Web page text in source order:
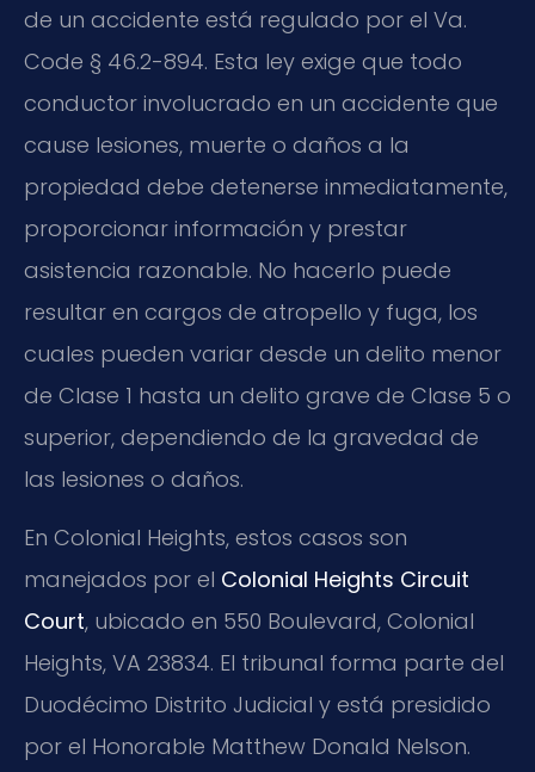
de un accidente está regulado por el Va.
Code § 46.2-894. Esta ley exige que todo
conductor involucrado en un accidente que
cause lesiones, muerte o daños a la
propiedad debe detenerse inmediatamente,
proporcionar información y prestar
asistencia razonable. No hacerlo puede
resultar en cargos de atropello y fuga, los
cuales pueden variar desde un delito menor
de Clase 1 hasta un delito grave de Clase 5 o
superior, dependiendo de la gravedad de
las lesiones o daños.
En Colonial Heights, estos casos son
manejados por el Colonial Heights Circuit
Court, ubicado en 550 Boulevard, Colonial
Heights, VA 23834. El tribunal forma parte del
Duodécimo Distrito Judicial y está presidido
por el Honorable Matthew Donald Nelson.